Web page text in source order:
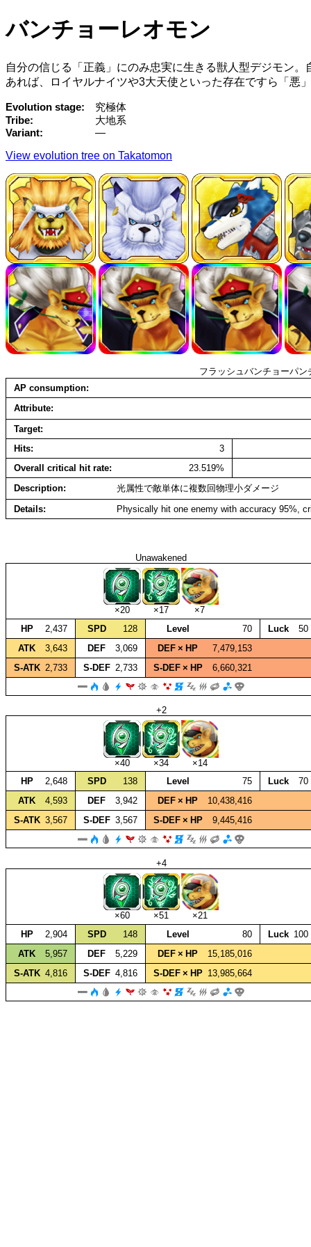
バンチョーレオモン
自分の信じる「正義」にのみ忠実に生きる獣人型デジモン
あれば、ロイヤルナイツや3大天使といった存在ですら「悪
Evolution stage
究極体
Tribe
大地系
Variant
—
View evolution tree on Takatomon
フラッシュバンチョーパン
AP consumption
Attribute
Target
Hits
3
Overall critical hit rate
23.519%
Description
光属性で敵単体に複数回物理小ダメージ
Details
Physically hit one enemy with accuracy 95%,
Unawakened
×20 ×17
×7
HP
2,437 SPD 128 Level 70 Luck
50
ATK
3,643 DEF 3,069 DEF × HP
7,479,153
S‑ATK 2,733 S‑DEF 2,733 S‑DEF × HP 6,660,321
+2
×40 ×34
×14
HP
2,648 SPD 138 Level 75 Luck
70
ATK
4,593 DEF 3,942 DEF × HP
10,438,416
S‑ATK 3,567 S‑DEF 3,567 S‑DEF × HP 9,445,416
+4
×60 ×51
×21
HP
2,904 SPD 148 Level 80 Luck 100
ATK
5,957 DEF 5,229 DEF × HP
15,185,016
S‑ATK 4,816 S‑DEF 4,816 S‑DEF × HP 13,985,664